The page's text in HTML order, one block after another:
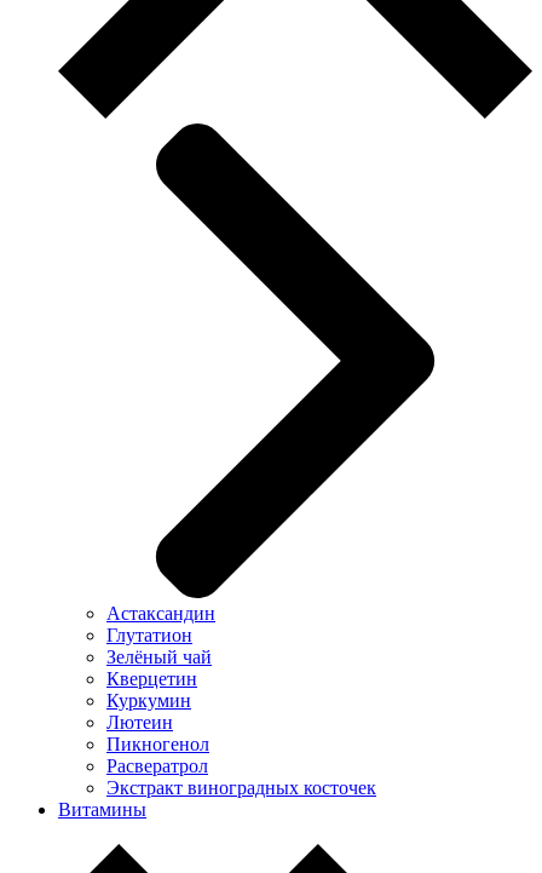
Астаксандин
Глутатион
Зелёный чай
Кверцетин
Куркумин
Лютеин
Пикногенол
Расвератрол
Экстракт виноградных косточек
Витамины